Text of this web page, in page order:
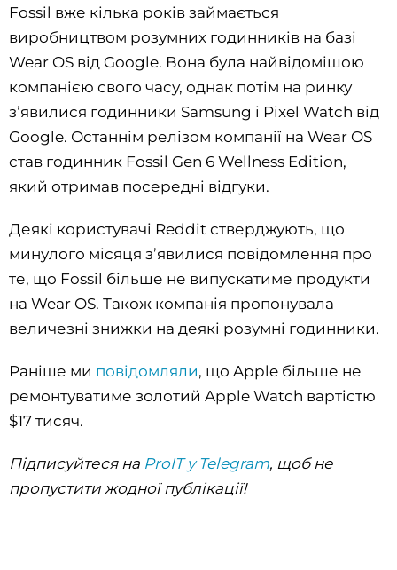
Fossil вже кілька років займається
виробництвом розумних годинників на базі
Wear OS від Google. Вона була найвідомішою
компанією свого часу, однак потім на ринку
зʼявилися годинники Samsung і Pixel Watch від
Google. Останнім релізом компанії на Wear OS
став годинник Fossil Gen 6 Wellness Edition,
який отримав посередні відгуки.
Деякі користувачі Reddit стверджують, що
минулого місяця з’явилися повідомлення про
те, що Fossil більше не випускатиме продукти
на Wear OS. Також компанія пропонувала
величезні знижки на деякі розумні годинники.
Раніше ми повідомляли, що Apple більше не
ремонтуватиме золотий Apple Watch вартістю
$17 тисяч.
Підписуйтеся на ProIT у Telegram, щоб не
пропустити жодної публікації!